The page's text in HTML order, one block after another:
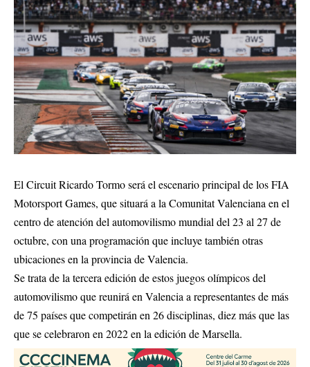
El Circuit Ricardo Tormo será el escenario principal de los FIA
Motorsport Games, que situará a la Comunitat Valenciana en el
centro de atención del automovilismo mundial del 23 al 27 de
octubre, con una programación que incluye también otras
ubicaciones en la provincia de Valencia.
Se trata de la tercera edición de estos juegos olímpicos del
automovilismo que reunirá en Valencia a representantes de más
de 75 países que competirán en 26 disciplinas, diez más que las
que se celebraron en 2022 en la edición de Marsella.